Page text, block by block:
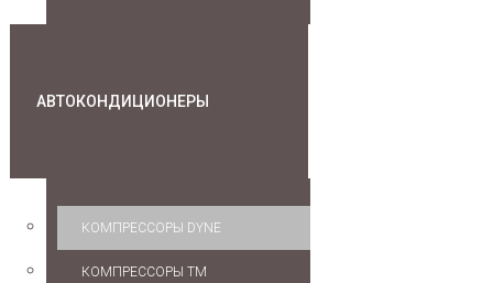
АВТОКОНДИЦИОНЕРЫ
КОМПРЕССОРЫ DYNE
КОМПРЕССОРЫ TM